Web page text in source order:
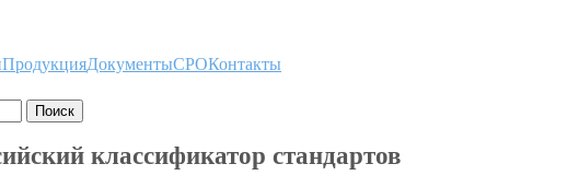
ПродукцияДокументыСРОКонтакты
классификатор стандартов